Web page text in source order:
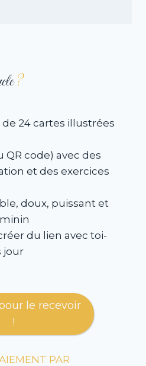
?
de 24 cartes illustrées
QR code) avec des
et des exercices
doux, puissant et
du lien avec toi-
jour
le recevoir
!
PAR